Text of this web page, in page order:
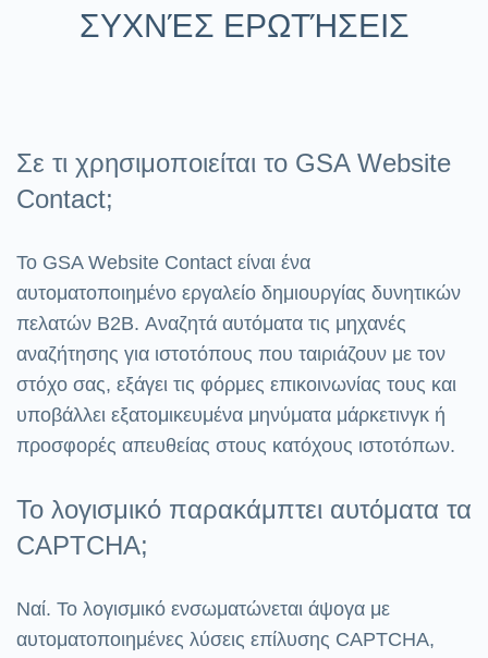
ΣΥΧΝΈΣ ΕΡΩΤΉΣΕΙΣ
Σε τι χρησιμοποιείται το GSA Website
Contact;
Το GSA Website Contact είναι ένα
αυτοματοποιημένο εργαλείο δημιουργίας δυνητικών
πελατών B2B. Αναζητά αυτόματα τις μηχανές
αναζήτησης για ιστοτόπους που ταιριάζουν με τον
στόχο σας, εξάγει τις φόρμες επικοινωνίας τους και
υποβάλλει εξατομικευμένα μηνύματα μάρκετινγκ ή
προσφορές απευθείας στους κατόχους ιστοτόπων.
Το λογισμικό παρακάμπτει αυτόματα τα
CAPTCHA;
Ναί. Το λογισμικό ενσωματώνεται άψογα με
αυτοματοποιημένες λύσεις επίλυσης CAPTCHA,